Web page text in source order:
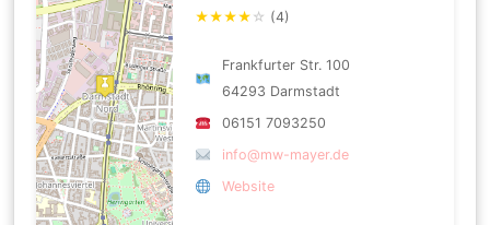
★★★★ ☆ (4)
Frankfurter Str. 100
64293 Darmstadt
06151 7093250
info@mw-mayer.de
Website